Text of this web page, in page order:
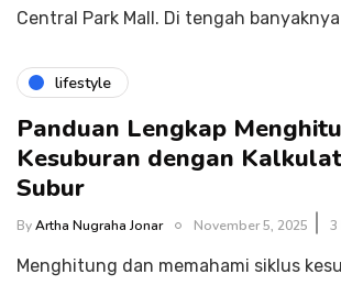
Central Park Mall. Di tengah
lifestyle
Panduan Lengkap
Kesuburan dengan
Subur
ByArtha Nugraha Jonar November 5, 2025 3
Menghitung dan memahami siklus